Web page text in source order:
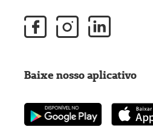
Baixe nosso aplicativo